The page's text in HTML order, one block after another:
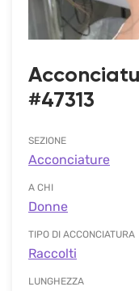
#47313
SEZIONE
Acconciature
A CHI
Donne
TIPO DI ACCONCIATURA
Raccolti
LUNGHEZZA